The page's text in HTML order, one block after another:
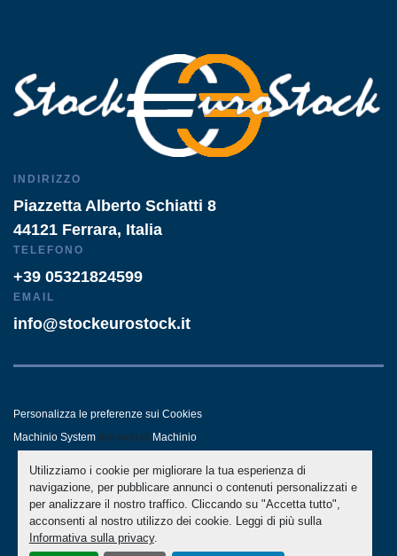
Utilizziamo i cookie per migliorare la tua esperienza di
navigazione, per pubblicare annunci o contenuti personalizzati e
per analizzare il nostro traffico. Cliccando su "Accetta tutto",
acconsenti al nostro utilizzo dei cookie. Leggi di più sulla
Informativa sulla privacy.
INDIRIZZO
Piazzetta Alberto Schiatti 8
44121 Ferrara, Italia
TELEFONO
+39 05321824599
EMAIL
info@stockeurostock.it
Personalizza le preferenze sui Cookies
Machinio System sito web di Machinio
- LINKEDIN - WHATSAPP